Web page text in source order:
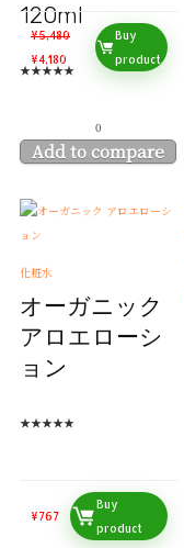
120ml
★★★★★
¥5,480
¥4,180
Buy
product
0
Add to compare
化粧水
オーガニック
アロエローシ
ョン
★★★★★
¥767
Buy
product